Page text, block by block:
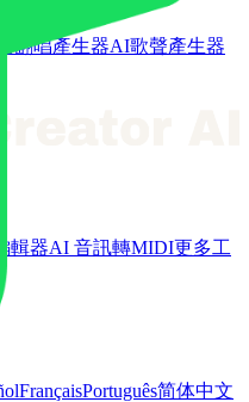
翻唱產生器AI歌聲產生器
輯器AI 音訊轉MIDI更多工
FrançaisPortuguês简体中文